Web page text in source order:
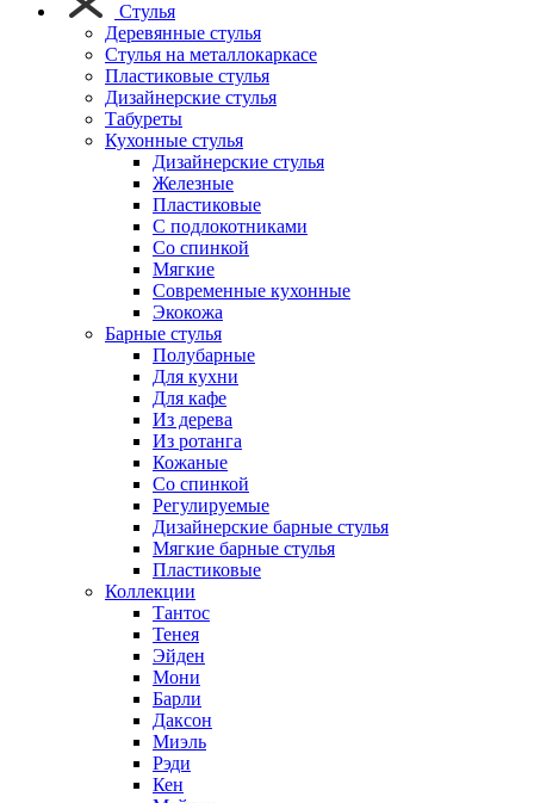
Стулья
Деревянные стулья
Стулья на металлокаркасе
Пластиковые стулья
Дизайнерские стулья
Табуреты
Кухонные стулья
Дизайнерские стулья
Железные
Пластиковые
С подлокотниками
Со спинкой
Мягкие
Современные кухонные
Экокожа
Барные стулья
Полубарные
Для кухни
Для кафе
Из дерева
Из ротанга
Кожаные
Со спинкой
Регулируемые
Дизайнерские барные стулья
Мягкие барные стулья
Пластиковые
Коллекции
Тантос
Тенея
Эйден
Мони
Барли
Даксон
Миэль
Рэди
Кен